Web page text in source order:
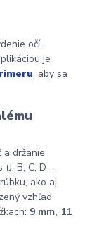
očí.
je
, aby sa
držanie
B, C, D –
ako aj
vzhľad
9 mm, 11